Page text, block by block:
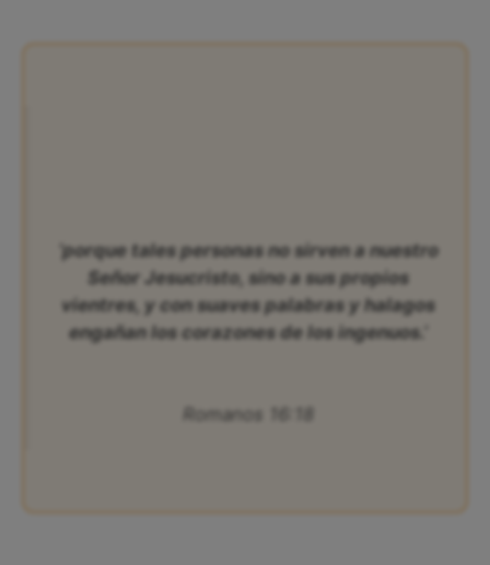
‘porque tales personas no sirven a nuestro
Señor Jesucristo, sino a sus propios
vientres, y con suaves palabras y halagos
engañan los corazones de los ingenuos.’
Romanos 16:18